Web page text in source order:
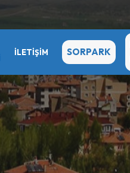
İLETIŞIM SORPARK